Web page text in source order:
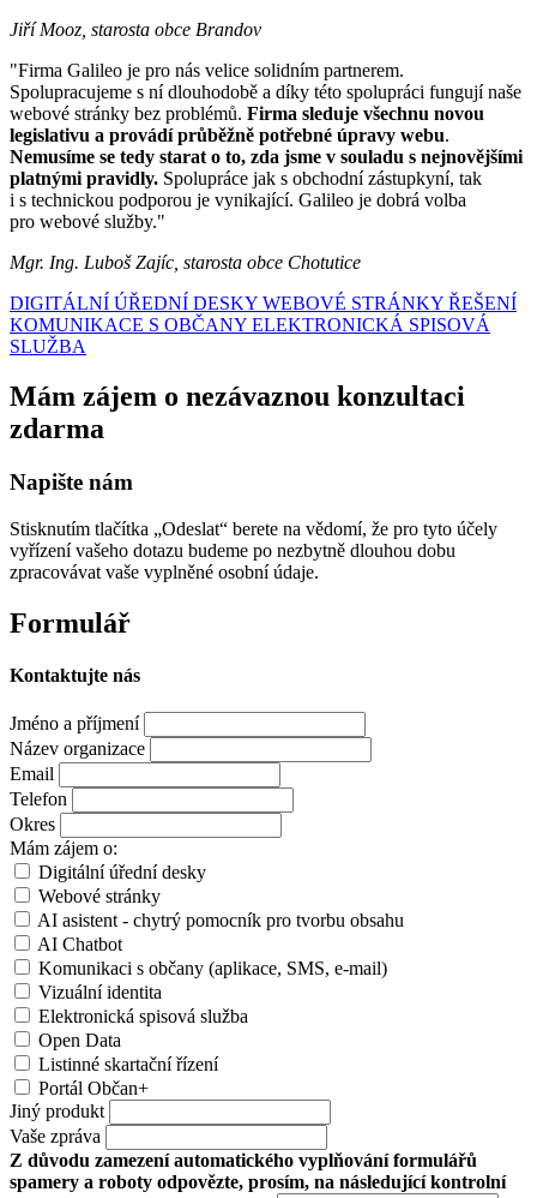
Jiří Mooz, starosta obce Brandov
"Firma Galileo je pro nás velice solidním partnerem.
Spolupracujeme s ní dlouhodobě a díky této spolupráci fungují naše
webové stránky bez problémů. Firma sleduje všechnu novou
legislativu a provádí průběžně potřebné úpravy webu.
Nemusíme se tedy starat o to, zda jsme v souladu s nejnovějšími
platnými pravidly. Spolupráce jak s obchodní zástupkyní, tak
i s technickou podporou je vynikající. Galileo je dobrá volba
pro webové služby."
Mgr. Ing. Luboš Zajíc, starosta obce Chotutice
DIGITÁLNÍ ÚŘEDNÍ DESKY WEBOVÉ STRÁNKY ŘEŠENÍ
KOMUNIKACE S OBČANY ELEKTRONICKÁ SPISOVÁ
SLUŽBA
Mám zájem o nezávaznou konzultaci
zdarma
Napište nám
Stisknutím tlačítka „Odeslat“ berete na vědomí, že pro tyto účely
vyřízení vašeho dotazu budeme po nezbytně dlouhou dobu
zpracovávat vaše vyplněné osobní údaje.
Formulář
Kontaktujte nás
Jméno a příjmení
Název organizace
Email
Telefon
Okres
Mám zájem o:
Digitální úřední desky
Webové stránky
AI asistent - chytrý pomocník pro tvorbu obsahu
AI Chatbot
Komunikaci s občany (aplikace, SMS, e-mail)
Vizuální identita
Elektronická spisová služba
Open Data
Listinné skartační řízení
Portál Občan+
Jiný produkt
Vaše zpráva
Z důvodu zamezení automatického vyplňování formulářů
spamery a roboty odpovězte, prosím, na následující kontrolní